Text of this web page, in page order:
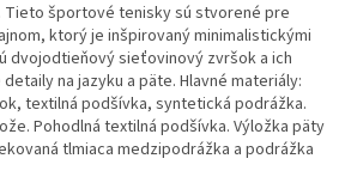
Tieto športové tenisky sú stvorené pre
ktorý je inšpirovaný minimalistickými
dvojodtieňový sieťovinový zvršok a ich
na jazyku a päte. Hlavné materiály:
textilná podšívka, syntetická podrážka.
Pohodlná textilná podšívka. Výložka päty
tlmiaca medzipodrážka a podrážka